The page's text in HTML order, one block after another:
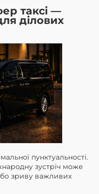
таксі —
ділових
пунктуальності.
зустріч може
зриву важливих